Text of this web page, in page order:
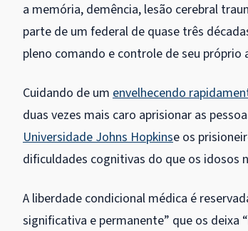
a memória, demência, lesão cerebral
parte de um federal de quase três
pleno comando e controle de seu
Cuidando de um envelhecendo
duas vezes mais caro aprisionar as
Universidade Johns Hopkinse os
dificuldades cognitivas do que os idosos
A liberdade condicional médica é
significativa e permanente” que os